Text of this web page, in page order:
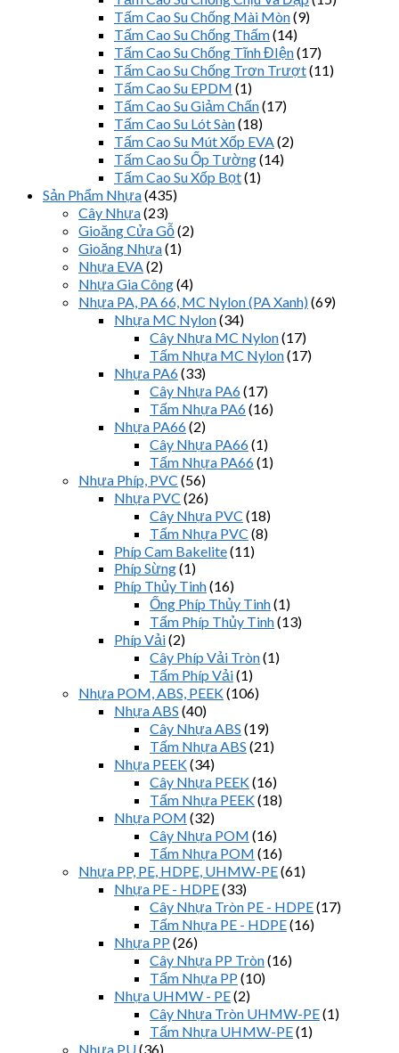
Tấm Cao Su Chống Mài Mòn(9)
Tấm Cao Su Chống Thấm(14)
Tấm Cao Su Chống Tĩnh ĐIện(17)
Tấm Cao Su Chống Trơn Trượt(11)
Tấm Cao Su EPDM (1)
Tấm Cao Su Giảm Chấn(17)
Tấm Cao Su Lót Sàn(18)
Tấm Cao Su Mút Xốp EVA(2)
Tấm Cao Su Ốp Tường(14)
Tấm Cao Su Xốp Bọt(1)
Sản Phẩm Nhựa(435)
Cây Nhựa(23)
Gioăng Cửa Gỗ(2)
Gioăng Nhựa(1)
Nhựa EVA(2)
Nhựa Gia Công(4)
Nhựa PA, PA 66, MC Nylon (PA Xanh)(69)
Nhựa MC Nylon(34)
Cây Nhựa MC Nylon(17)
Tấm Nhựa MC Nylon(17)
Nhựa PA6(33)
Cây Nhựa PA6(17)
Tấm Nhựa PA6(16)
Nhựa PA66(2)
Cây Nhựa PA66(1)
Tấm Nhựa PA66(1)
Nhựa Phíp, PVC (56)
Nhựa PVC (26)
Cây Nhựa PVC (18)
Tấm Nhựa PVC (8)
Phíp Cam Bakelite(11)
Phíp Sừng(1)
Phíp Thủy Tinh(16)
Ống Phíp Thủy Tinh(1)
Tấm Phíp Thủy Tinh(13)
Phíp Vải(2)
Cây Phíp Vải Tròn(1)
Tấm Phíp Vải(1)
Nhựa POM, ABS, PEEK(106)
Nhựa ABS (40)
Cây Nhựa ABS (19)
Tấm Nhựa ABS (21)
Nhựa PEEK(34)
Cây Nhựa PEEK(16)
Tấm Nhựa PEEK(18)
Nhựa POM (32)
Cây Nhựa POM (16)
Tấm Nhựa POM (16)
Nhựa PP, PE, HDPE, UHMW-PE(61)
Nhựa PE - HDPE(33)
Cây Nhựa Tròn PE - HDPE(17)
Tấm Nhựa PE - HDPE(16)
Nhựa PP (26)
Cây Nhựa PP Tròn(16)
Tấm Nhựa PP (10)
Nhựa UHMW - PE(2)
Cây Nhựa Tròn UHMW-PE(1)
Tấm Nhựa UHMW-PE(1)
Nhựa PU(36)